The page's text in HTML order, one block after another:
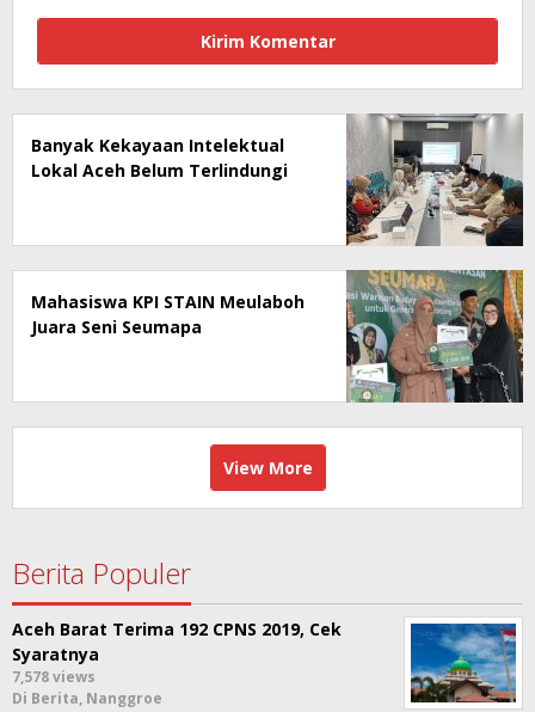
Banyak Kekayaan Intelektual
Lokal Aceh Belum Terlindungi
Mahasiswa KPI STAIN Meulaboh
Juara Seni Seumapa
View More
Berita Populer
Aceh Barat Terima 192 CPNS 2019, Cek
Syaratnya
7,578 views
Di Berita, Nanggroe